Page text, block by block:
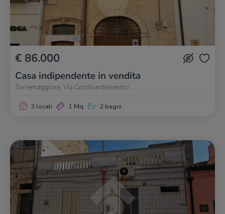
€ 86.000
Casa indipendente in vendita
Torremaggiore, Via Costituente/centro
3 locali 1 Mq 2 bagni